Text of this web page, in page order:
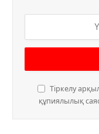
Тіркелу
құпиялылық